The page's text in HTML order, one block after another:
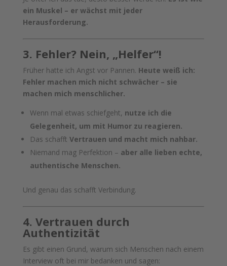
ein Muskel – er wächst mit jeder
Herausforderung.
3. Fehler? Nein, „Helfer“!
Früher hatte ich Angst vor Pannen. Heute weiß ich:
Fehler machen mich nicht schwächer – sie
machen mich menschlicher.
Wenn mal etwas schiefgeht, nutze ich die
Gelegenheit, um mit Humor zu reagieren.
Das schafft Vertrauen und macht mich nahbar.
Niemand mag Perfektion – aber alle lieben echte,
authentische Menschen.
Und genau das schafft Verbindung.
4. Vertrauen durch
Authentizität
Es gibt einen Grund, warum sich Menschen nach einem
Interview oft bei mir bedanken und sagen: